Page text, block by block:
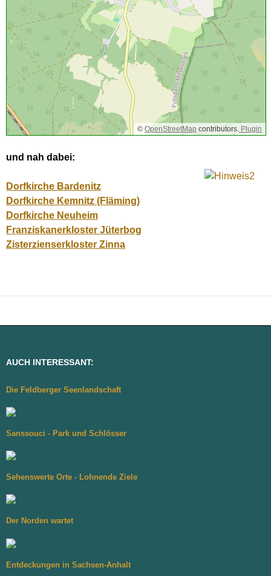
© OpenStreetMap contributors. Plugin
und nah dabei:
Dorfkirche Bardenitz
Dorfkirche Kemnitz (Fläming)
Dorfkirche Neuheim
Franziskanerkloster Jüterbog
Zisterzienserkloster Zinna
AUCH INTERESSANT:
Die Feldberger Seenlandschaft
Sanssouci - Park und Schlösser
Sehenswerte Orte - Lohnende Ziele
Der Norden wartet
Entdeckungen in Sachsen-Anhalt